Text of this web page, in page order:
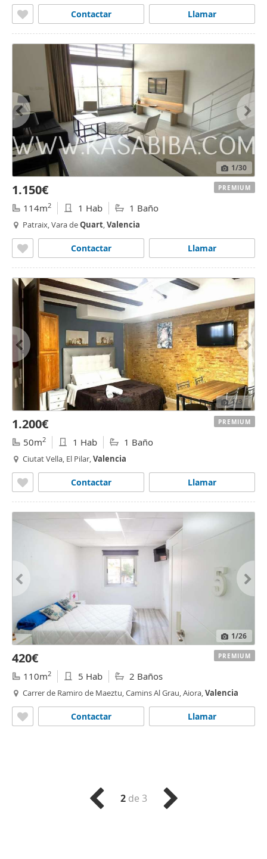
Llamar
Contactar
1/30
1.150€
114m2 1 Hab 1 Baño
Patraix, Vara deQuart,Valencia
Llamar
Contactar
PREMIUM
1/3
1.200€
50m2 1 Hab 1 Baño
Ciutat Vella, El Pilar,Valencia
Llamar
Contactar
PREMIUM
1/26
420€
110m2 5 Hab 2 Baños
Carrer de Ramiro de Maeztu, Camins Al Grau, Aiora,Valencia
Llamar
Contactar
PREMIUM
2de 3